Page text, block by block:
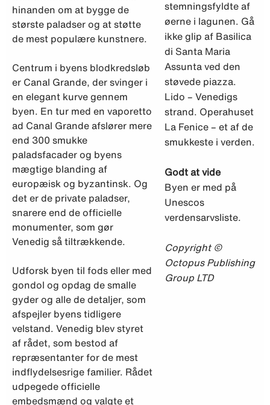
hinanden om at bygge de
største paladser og at støtte
de mest populære kunstnere.
Centrum i byens blodkredsløb
er Canal Grande, der svinger i
en elegant kurve gennem
byen. En tur med en vaporetto
ad Canal Grande afslører mere
end 300 smukke
paladsfacader og byens
mægtige blanding af
europæisk og byzantinsk. Og
det er de private paladser,
snarere end de officielle
monumenter, som gør
Venedig så tiltrækkende.
Udforsk byen til fods eller med
gondol og opdag de smalle
gyder og alle de detaljer, som
afspejler byens tidligere
velstand. Venedig blev styret
af rådet, som bestod af
repræsentanter for de mest
indflydelsesrige familier. Rådet
udpegede officielle
embedsmænd og valgte et
stemningsfyldte af
øerne i lagunen. Gå
ikke glip af Basilica
di Santa Maria
Assunta ved den
støvede piazza.
Lido – Venedigs
strand. Operahuset
La Fenice – et af de
smukkeste i verden.
Godt at vide
Byen er med på
Unescos
verdensarvsliste.
Copyright ©
Octopus Publishing
Group LTD